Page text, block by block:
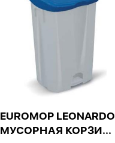
EUROMOP LEONARDO
МУСОРНАЯ КОРЗИ...